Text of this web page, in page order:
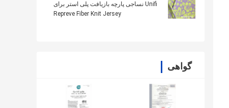
Unifi نساجی پارچه بازیافت پلی استر برای
Repreve Fiber Knit Jersey
گواهی